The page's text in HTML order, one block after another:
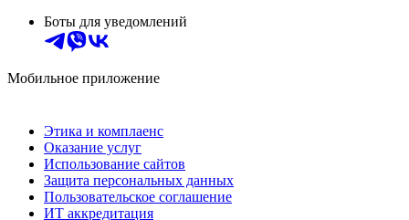
Боты для уведомлений
Мобильное приложение
Этика и комплаенс
Оказание услуг
Использование сайтов
Защита персональных данных
Пользовательское соглашение
ИТ аккредитация